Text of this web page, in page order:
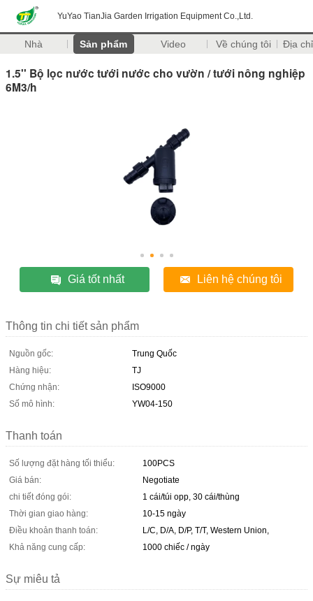
YuYao TianJia Garden Irrigation Equipment Co.,Ltd.
Nhà Sản phẩm Video Về chúng tôi Địa
1.5'' Bộ lọc nước tưới nước cho vườn / tưới nông nghiệp
6M3/h
Giá tốt nhất Liên hệ chúng tôi
Thông tin chi tiết sản phẩm
Nguồn gốc:
Trung Quốc
Hàng hiệu:
TJ
Chứng nhận:
ISO9000
Số mô hình:
YW04-150
Thanh toán
Số lượng đặt hàng tối thiểu:
100PCS
Giá bán:
Negotiate
chi tiết đóng gói:
1 cái/túi opp, 30 cái/thùng
Thời gian giao hàng:
10-15 ngày
Điều khoản thanh toán:
L/C, D/A, D/P, T/T, Western Union,
Khả năng cung cấp:
1000 chiếc / ngày
Sự miêu tả